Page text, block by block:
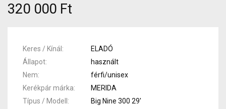
320 000 Ft
Keres / Kínál
ELADÓ
Állapot
használt
Nem
férfi/unisex
Kerékpár márka
MERIDA
Típus / Modell
Big Nine 300 29'